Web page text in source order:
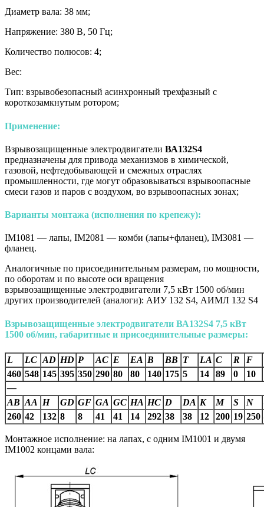
Диаметр вала: 38 мм;
Напряжение: 380 В, 50 Гц;
Количество полюсов: 4;
Вес:
Тип: взрывобезопасный асинхронный трехфазный с
короткозамкнутым ротором;
Применение:
Взрывозащищенные электродвигатели ВА132S4
предназначены для привода механизмов в химической,
газовой, нефтедобывающей и смежных отраслях
промышленности, где могут образовываться взрывоопасные
смеси газов и паров с воздухом, во взрывоопасных зонах;
Варианты монтажа (исполнения по крепежу):
IM1081 — лапы, IM2081 — комби (лапы+фланец), IM3081 —
фланец.
Аналогичные по присоединительным размерам, по мощности,
по оборотам и по высоте оси вращения
взрывозащищенные электродвигатели 7,5 кВт 1500 об/мин
других производителей (аналоги): АИУ 132 S4, АИМЛ 132 S4
Взрывозащищенные электродвигатели ВА132S4 7,5 кВт
1500 об/мин, габаритные и присоединительные размеры:
L LC AD HD P AC E EA B BB T LA C R
F
460 548 145 395 350 290 80 80 140 175 5 14 89 0
10
—
AВ AA H GD GF GA GC HA HC D DA K M S
N
260 42 132 8 8 41 41 14 292 38 38 12 200 19 250
Монтажное исполнение: на лапах, с одним IM1001 и двумя
IM1002 концами вала: